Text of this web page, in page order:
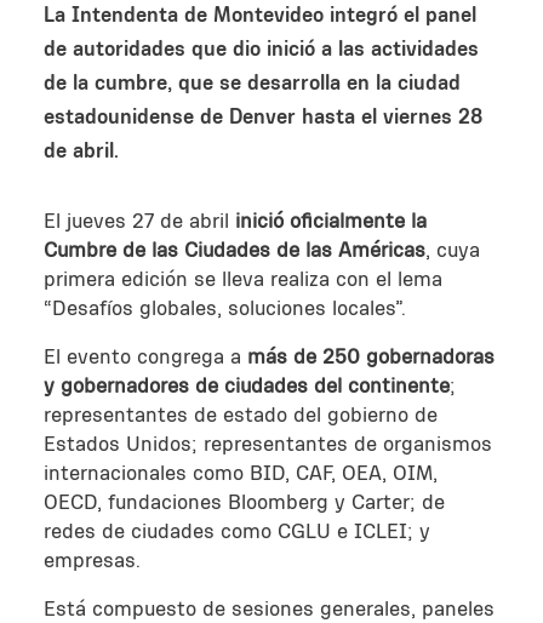
La Intendenta de Montevideo integró el panel
de autoridades que dio inició a las actividades
de la cumbre, que se desarrolla en la ciudad
estadounidense de Denver hasta el viernes 28
de abril.
El jueves 27 de abril inició oficialmente la
Cumbre de las Ciudades de las Américas, cuya
primera edición se lleva realiza con el lema
“Desafíos globales, soluciones locales”.
El evento congrega a más de 250 gobernadoras
y gobernadores de ciudades del continente;
representantes de estado del gobierno de
Estados Unidos; representantes de organismos
internacionales como BID, CAF, OEA, OIM,
OECD, fundaciones Bloomberg y Carter; de
redes de ciudades como CGLU e ICLEI; y
empresas.
Está compuesto de sesiones generales, paneles